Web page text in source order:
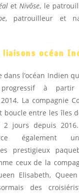
etNivôse, le
, patrouilleur et
océan
dans l’océan Indien
progressif à
La compagnie
boucle entre les îles
2 jours depuis
également
prestigieux
ceux de la
Elisabeth,
des